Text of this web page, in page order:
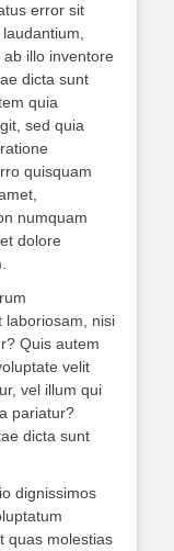
error sit
illo inventore
dicta sunt
quia
sed quia
quisquam
numquam
dolore
laboriosam, nisi
Quis autem
velit
vel illum qui
pariatur?
dicta sunt
dignissimos
quas molestias